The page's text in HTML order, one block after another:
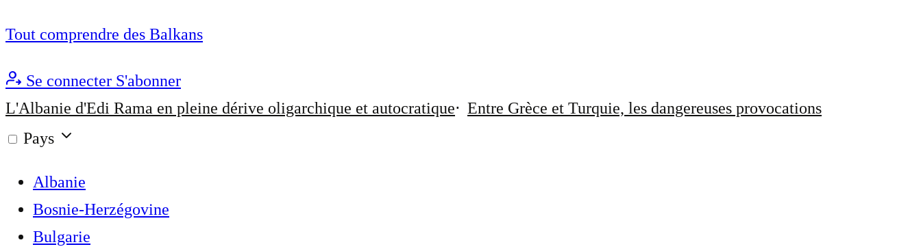
Tout comprendre des Balkans
Se connecter S'abonner
L'Albanie d'Edi Rama en pleine dérive oligarchique et autocratique
Entre Grèce et Turquie, les dangereuses provocations
Pays
Albanie
Bosnie-Herzégovine
Bulgarie